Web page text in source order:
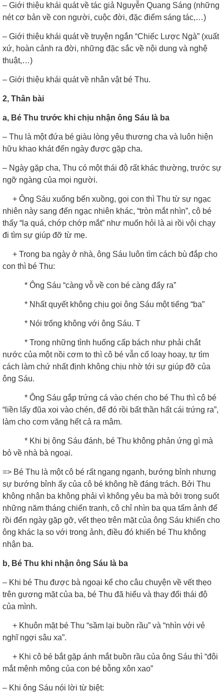
– Giới thiệu khái quát về tác giả Nguyễn Quang Sáng (những
nét cơ bản về con người, cuộc đời, đặc điểm sáng tác,…)
– Giới thiệu khái quát về truyện ngắn “Chiếc Lược Ngà” (xuất
xứ, hoàn cảnh ra đời, những đặc sắc về nội dung và nghệ
thuật,…)
– Giới thiệu khái quát về nhân vật bé Thu.
2, Thân bài
a, Bé Thu trước khi chịu nhận ông Sáu là ba
– Thu là một đứa bé giàu lòng yêu thương cha và luôn hiện
hữu khao khát đến ngày được gặp cha.
– Ngày gặp cha, Thu có một thái độ rất khác thường, trước sự
ngỡ ngàng của mọi người.
+ Ông Sáu xuống bến xuồng, gọi con thì Thu từ sự ngạc
nhiên này sang đến ngạc nhiên khác, “tròn mắt nhìn”, cô bé
thấy “lạ quá, chớp chớp mắt” như muốn hỏi là ai rồi vội chạy
đi tìm sự giúp đỡ từ mẹ.
+ Trong ba ngày ở nhà, ông Sáu luôn tìm cách bù đắp cho
con thì bé Thu:
* Ông Sáu “càng vỗ về con bé càng đẩy ra”
* Nhất quyết không chịu gọi ông Sáu một tiếng “ba”
* Nói trống không với ông Sáu. T
* Trong những tình huống cấp bách như phải chắt
nước của một nồi cơm to thì cô bé vẫn cố loay hoay, tự tìm
cách làm chứ nhất định không chịu nhờ tới sự giúp đỡ của
ông Sáu.
* Ông Sáu gắp trứng cá vào chén cho bé Thu thì cô bé
“liền lấy đũa xoi vào chén, để đó rồi bất thần hất cái trứng ra”,
làm cho cơm văng hết cả ra mâm.
* Khi bị ông Sáu đánh, bé Thu không phản ứng gì mà
bỏ về nhà bà ngoại.
=> Bé Thu là một cô bé rất ngang ngạnh, bướng bỉnh nhưng
sự bướng bỉnh ấy của cô bé không hề đáng trách. Bởi Thu
không nhận ba không phải vì không yêu ba mà bởi trong suốt
những năm tháng chiến tranh, cô chỉ nhìn ba qua tấm ảnh để
rồi đến ngày gặp gỡ, vết thẹo trên mặt của ông Sáu khiến cho
ông khác lạ so với trong ảnh, điều đó khiến bé Thu không
nhận ba.
b, Bé Thu khi nhận ông Sáu là ba
– Khi bé Thu được bà ngoại kể cho câu chuyện về vết thẹo
trên gương mặt của ba, bé Thu đã hiểu và thay đổi thái độ
của mình.
+ Khuôn mặt bé Thu “sầm lại buồn rầu” và “nhìn với vẻ
nghĩ ngợi sâu xa”.
+ Khi cô bé bắt gặp ánh mắt buồn rầu của ông Sáu thì “đôi
mắt mênh mông của con bé bỗng xôn xao”
– Khi ông Sáu nói lời từ biệt: